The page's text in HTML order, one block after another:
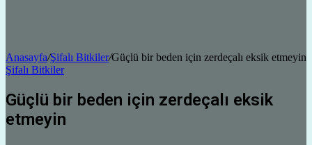
Anasayfa/Şifalı Bitkiler/Güçlü bir beden için zerdeçalı eksik etmeyin
Şifalı Bitkiler
Güçlü bir beden için zerdeçalı eksik
etmeyin